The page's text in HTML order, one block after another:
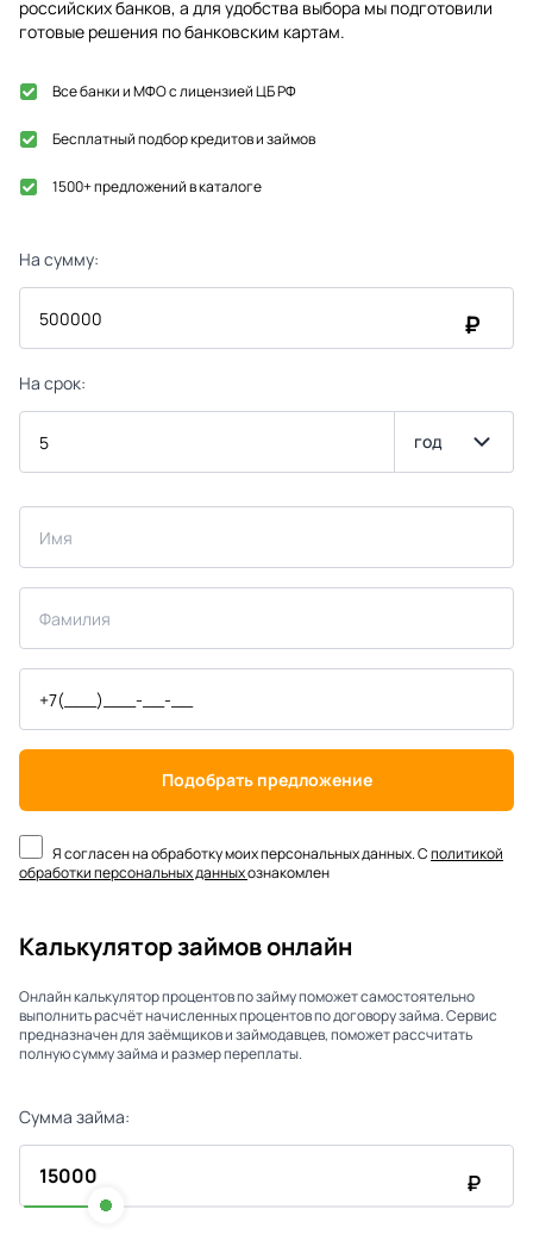
российских банков, а для удобства выбора мы подготовили
готовые решения по банковским картам.
Все банки и МФО с лицензией ЦБ РФ
Бесплатный подбор кредитов и займов
1500+ предложений в каталоге
На сумму:
₽
На срок:
год
Подобрать предложение
Я согласен на обработку моих персональных данных. Сполитикой
обработки персональных данныхознакомлен
Калькулятор займов онлайн
Онлайн калькулятор процентов по займу поможет самостоятельно
выполнить расчёт начисленных процентов по договору займа. Сервис
предназначен для заёмщиков и займодавцев, поможет рассчитать
полную сумму займа и размер переплаты.
Сумма займа:
₽